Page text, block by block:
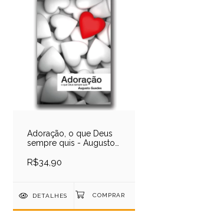
Adoração, o que Deus
sempre quis - Augusto
R$34,90
DETALHES